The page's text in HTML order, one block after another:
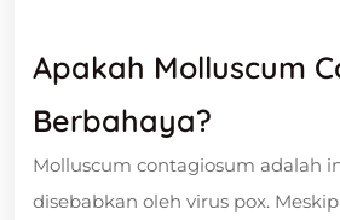
Apakah Molluscum
Berbahaya?
Molluscum contagiosum adalah
disebabkan oleh virus pox.